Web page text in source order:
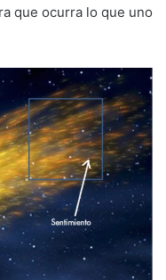
que ocurra lo que uno